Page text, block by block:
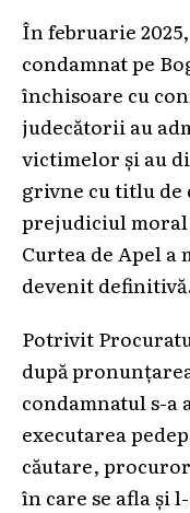
În februarie
condamnat pe
închisoare cu
judecătorii au
victimelor și au
grivne cu titlu
prejudiciul
Curtea de Apel
devenit
Potrivit
după
condamnatul s-a
executarea
căutare,
în care se afla și